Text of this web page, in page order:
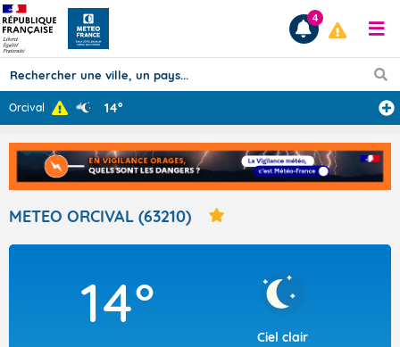
Prévisions
TOUS LES RÉSULTATS
Articles
4
Orcival 14°
METEO ORCIVAL (63210)
14°
Ciel clair